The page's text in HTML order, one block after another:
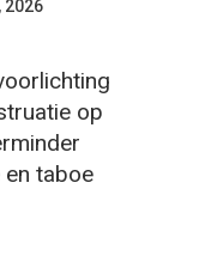
2026
op
taboe